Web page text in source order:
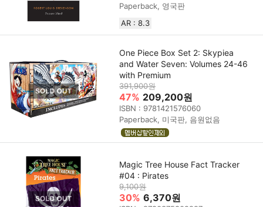
Paperback, 영국판
AR : 8.3
One Piece Box Set 2: Skypiea
and Water Seven: Volumes 24-46
with Premium
391,900원
47% 209,200원
ISBN : 9781421576060
Paperback, 미국판, 음원없음
Magic Tree House Fact Tracker
#04 : Pirates
9,100원
30% 6,370원